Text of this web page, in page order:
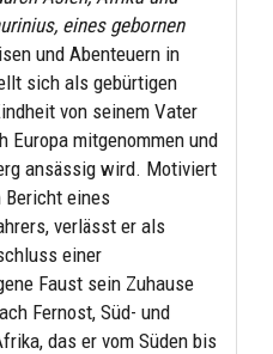
eines gebornen
und Abenteuern in
sich als gebürtigen
von seinem Vater
Europa mitgenommen und
ansässig wird. Motiviert
Bericht eines
verlässt er als
einer
Faust sein Zuhause
Fernost, Süd- und
das er vom Süden bis